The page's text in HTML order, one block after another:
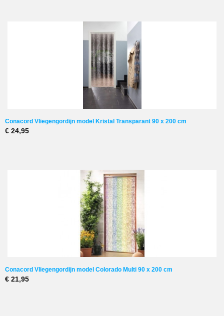
Conacord Vliegengordijn model Kristal Transparant 90 x 200 cm
€ 24,95
Conacord Vliegengordijn model Colorado Multi 90 x 200 cm
€ 21,95